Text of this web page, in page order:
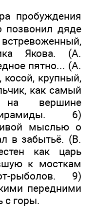
пробуждения
позвонил дяде
Якова. (А.
пятно... (А.
крупный,
как самый
на вершине
6)
мыслью о
в забытьё. (В.
как царь
к мосткам
рыболов. 9)
передними
с горы.